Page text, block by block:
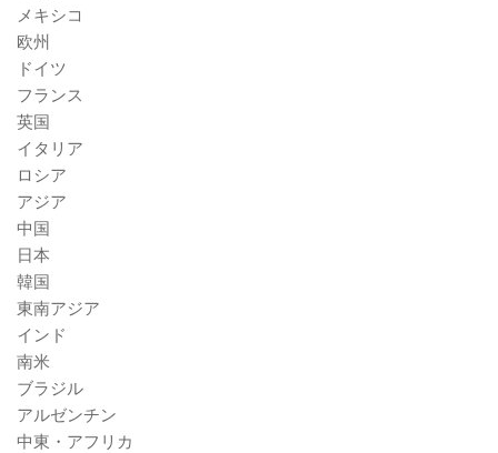
メキシコ
欧州
ドイツ
フランス
英国
イタリア
ロシア
アジア
中国
日本
韓国
東南アジア
インド
南米
ブラジル
アルゼンチン
中東・アフリカ